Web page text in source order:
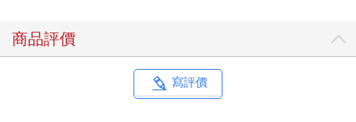
商品評價
寫評價